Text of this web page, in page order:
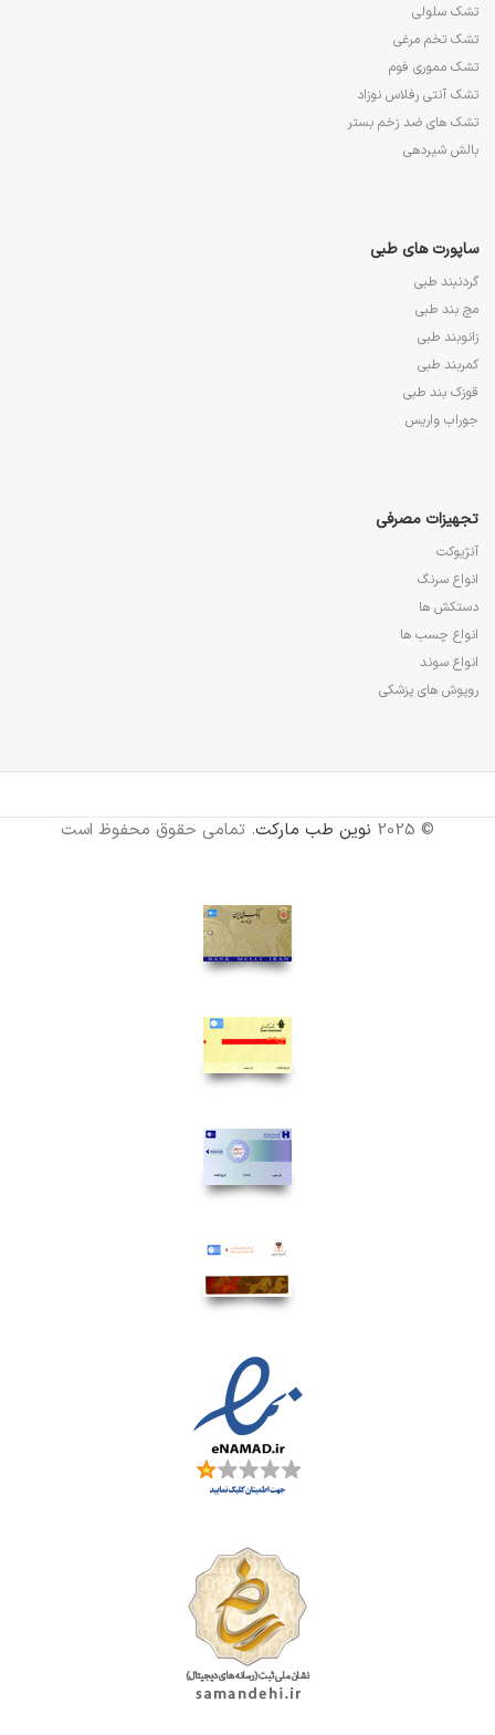
تشک سلولی
تشک تخم مرغی
تشک مموری فوم
تشک آنتی رفلاس نوزاد
تشک های ضد زخم بستر
بالش شیردهی
ساپورت های طبی
گردنبند طبی
مچ بند طبی
زانوبند طبی
کمربند طبی
قوزک بند طبی
جوراب واریس
تجهیزات مصرفی
آنژیوکت
انواع سرنگ
دستکش ها
انواع چسب ها
انواع سوند
روپوش های پزشکی
© 2025 نوین طب مارکت. تمامی حقوق محفوظ است